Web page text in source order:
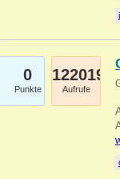
0
Punkte
122019
Aufrufe